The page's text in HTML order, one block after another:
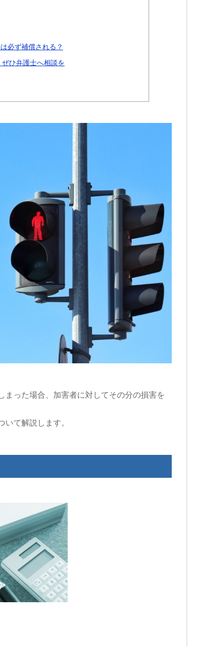
必ず補償される？
ひ弁護士へ相談を
った場合、加害者に対してその分の損害を
て解説します。